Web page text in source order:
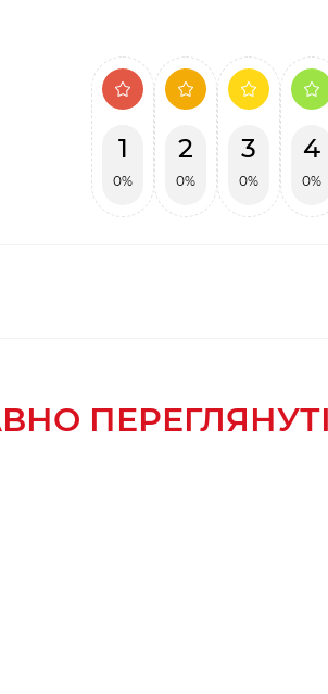
1
0%
2
0%
3
0%
4
0%